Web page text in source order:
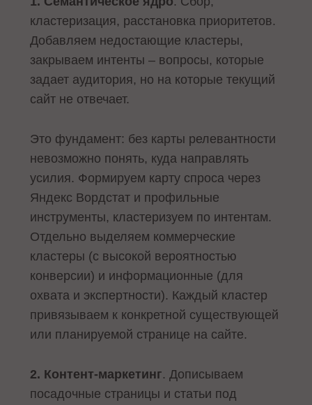
кластеризация, расстановка приоритетов.
Добавляем недостающие кластеры,
закрываем интенты – вопросы, которые
задает аудитория, но на которые текущий
сайт не отвечает.
Это фундамент: без карты релевантности
невозможно понять, куда направлять
усилия. Формируем карту спроса через
Яндекс Вордстат и профильные
инструменты, кластеризуем по интентам.
Отдельно выделяем коммерческие
кластеры (с высокой вероятностью
конверсии) и информационные (для
охвата и экспертности). Каждый кластер
привязываем к конкретной существующей
или планируемой странице на сайте.
2. Контент-маркетинг. Дописываем
посадочные страницы и статьи под